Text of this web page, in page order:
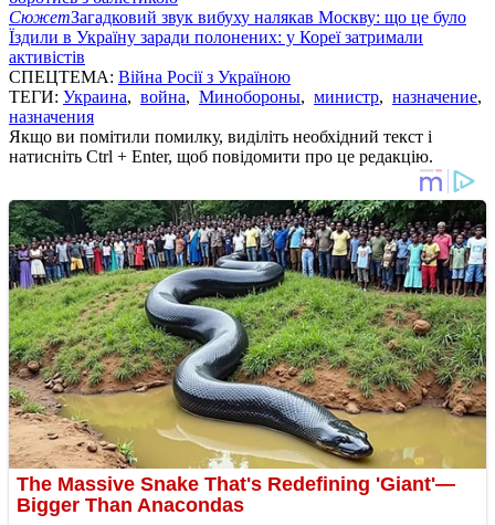
СюжетЗагадковий звук вибуху налякав Москву: що це було
Їздили в Україну заради полонених: у Кореї затримали
активістів
СПЕЦТЕМА: Війна Росії з Україною
ТЕГИ: Украина, война, Минобороны, министр, назначение,
назначения
Якщо ви помітили помилку, виділіть необхідний текст і
натисніть Ctrl + Enter, щоб повідомити про це редакцію.